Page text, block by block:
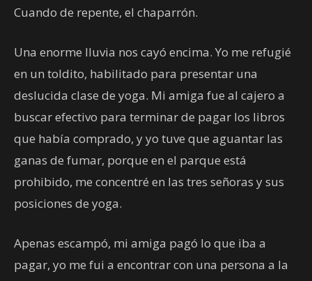
Cuando de repente, el chaparrón.
Una enorme lluvia nos cayó encima. Yo me refugié
en un toldito, habilitado para presentar una
deslucida clase de yoga. Mi amiga fue al cajero a
buscar efectivo para terminar de pagar los libros
que había comprado, y yo tuve que aguantar las
ganas de fumar, porque en el parque está
prohibido, me concentré en las tres señoras y sus
posiciones de yoga.
Apenas escampó, mi amiga pagó lo que iba a
pagar, yo me fui a encontrar con una persona a la